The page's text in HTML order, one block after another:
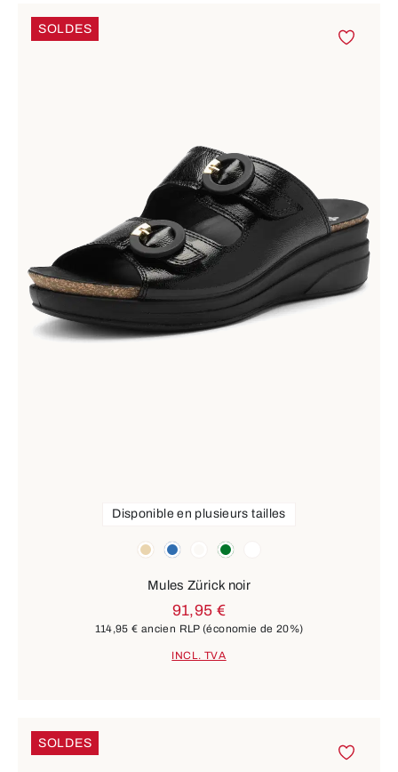
SOLDES
beigebleu autres
vert
Disponible en plusieurs tailles
Mules Zürick noir
91,95 €
114,95 € ancien RLP(économie de 20%)
INCL. TVA
SOLDES